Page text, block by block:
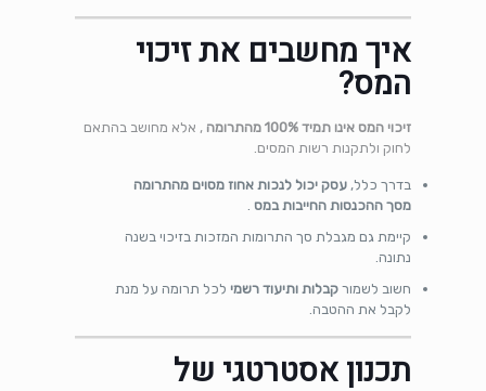
איך מחשבים את זיכוי
המס?
זיכוי המס אינו תמיד 100% מהתרומה
, אלא מחושב בהתאם
לחוק ולתקנות רשות המסים.
בדרך כלל,עסק יכול לנכות אחוז מסוים מהתרומה
מסך ההכנסות החייבות במס .
קיימת גם מגבלת סך התרומות המזכות בזיכוי בשנה
נתונה.
חשוב לשמורקבלות ותיעוד רשמי לכל תרומה על מנת
לקבל את ההטבה.
תכנון אסטרטגי של